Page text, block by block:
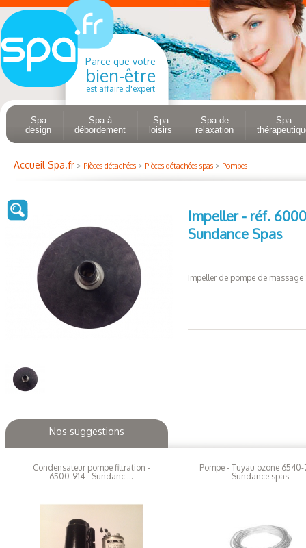
Parce que votre
bien-être
est affaire d'expert
Spa
design
Spa à
débordement
Spa
loisirs
Spa de
relaxation
Spa
Accueil Spa.fr > Pièces détachées > Pièces détachées spas > Pompes
Impeller - réf.
Sundance Spas
Impeller de pompe de
Nos suggestions
Condensateur pompe filtration -
6500-914 - Sundanc ...
Pompe - Tuyau ozone 6540-
Sundance spas